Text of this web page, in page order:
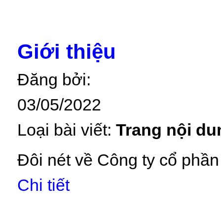
Giới thiệu
Đăng bởi:
03/05/2022
Loại bài viết: Trang nội
Đôi nét về Công ty cổ
Chi tiết